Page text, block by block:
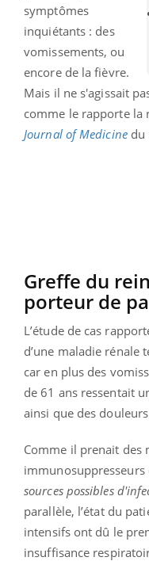
symptômes
inquiétants : des
vomissements, ou
encore de la fièvre.
Mais il ne s'agissait
comme le rapporte la
Journal of Medicinedu
Greffe du
porteur de
L’étude de cas
d’une maladie rénale
car en plus des
de 61 ans ressentait
ainsi que des
Comme il prenait des
immunosuppresseurs
sources possibles
parallèle, l’état du
intensifs ont dû le
insuffisance